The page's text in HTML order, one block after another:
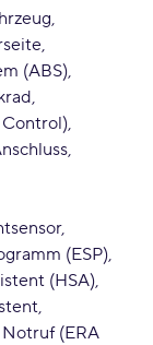
(ABS)
(ESP)
(HSA)
(ERA